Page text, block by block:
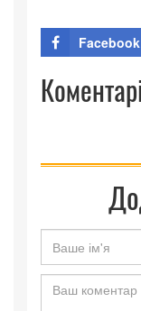
Facebook